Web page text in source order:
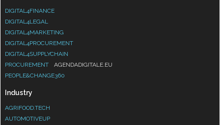
DIGITAL4FINANCE
DIGITAL4LEGAL
DIGITAL4MARKETING
DIGITAL4PROCUREMENT
DIGITAL4SUPPLYCHAIN
PROCUREMENT
AGENDADIGITALE.EU
PEOPLE&CHANGE360
Industry
AGRIFOOD.TECH
AUTOMOTIVEUP